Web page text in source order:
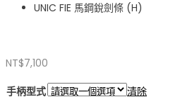
UNIC FIE 馬鋼銳劍條 (H)
NT$7,100
手柄型式
清除